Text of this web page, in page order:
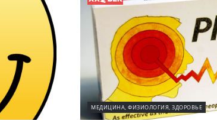
МЕДИЦИНА, ФИЗИОЛОГИЯ, ЗДОРОВЬЕ